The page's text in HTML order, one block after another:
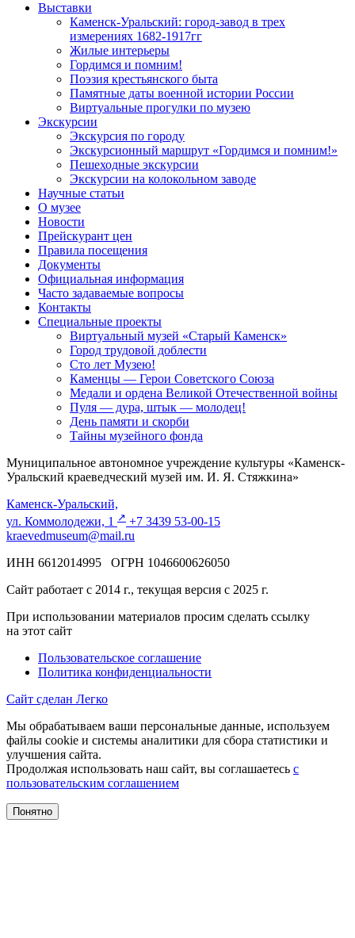
Выставки
Каменск-Уральский: город-завод в трех
измерениях 1682-1917гг
Жилые интерьеры
Гордимся и помним!
Поэзия крестьянского быта
Памятные даты военной истории России
Виртуальные прогулки по музею
Экскурсии
Экскурсия по городу
Экскурсионный маршрут «Гордимся и помним!»
Пешеходные экскурсии
Экскурсии на колокольном заводе
Научные статьи
О музее
Новости
Прейскурант цен
Правила посещения
Документы
Официальная информация
Часто задаваемые вопросы
Контакты
Специальные проекты
Виртуальный музей «Старый Каменск»
Город трудовой доблести
Сто лет Музею!
Каменцы — Герои Советского Союза
Медали и ордена Великой Отечественной войны
Пуля — дура, штык — молодец!
День памяти и скорби
Тайны музейного фонда
Муниципальное автономное учреждение культуры «Каменск-
Уральский краеведческий музей им. И. Я. Стяжкина»
Каменск-Уральский,
ул. Коммолодежи, 1 ↗️ +7 3439 53-00-15
kraevedmuseum@mail.ru
ИНН 6612014995 ОГРН 1046600626050
Сайт работает с 2014 г., текущая версия с 2025 г.
При использовании материалов просим сделать ссылку
на этот сайт
Пользовательское соглашение
Политика конфиденциальности
Сайт сделан Легко
Мы обрабатываем ваши персональные данные, используем
файлы cookie и системы аналитики для сбора статистики и
улучшения сайта.
Продолжая использовать наш сайт, вы соглашаетесь с
пользовательским соглашением
Понятно